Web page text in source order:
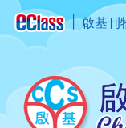
啟基刊